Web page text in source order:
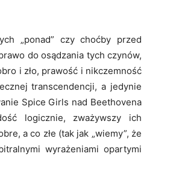
„ponad” czy choćby przed
do osądzania tych czynów,
i zło, prawość i nikczemność
transcendencji, a jedynie
Spice Girls nad Beethovena
logicznie, zważywszy ich
a co złe (tak jak „wiemy”, że
wyrażeniami opartymi